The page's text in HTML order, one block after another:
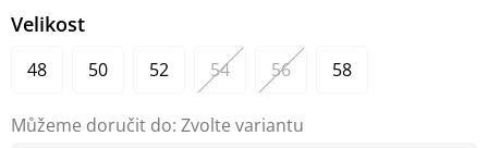
Velikost
48 50 52 54 56 58
Můžeme doručit do: Zvolte variantu